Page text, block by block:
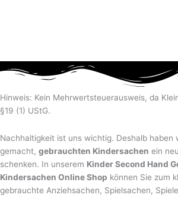
Hinweis: Kein Mehrwertsteuerausweis, da
§19 (1) UStG.
Nachhaltigkeit ist uns wichtig. Deshalb haben
gemacht, gebrauchten Kindersachen ein
schenken. In unserem Kinder Second Hand
Kindersachen Online Shop können Sie zum
gebrauchte Anziehsachen, Spiel­sachen,